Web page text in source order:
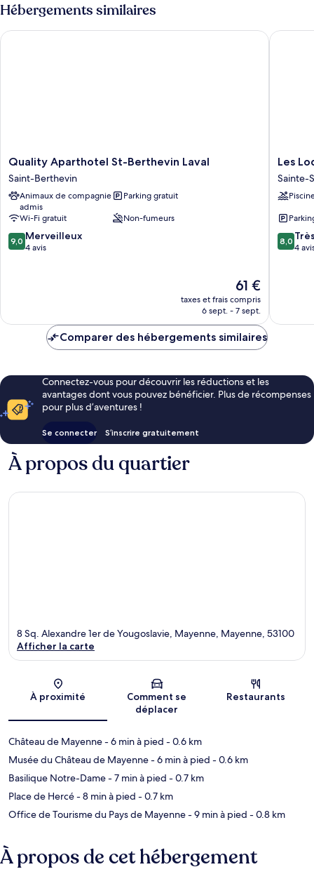
Hébergements similaires
Quality
Aparthotel
St-
Berthevin
Laval
Saint-
Berthevin
Quality Aparthotel St-Berthevin Laval
Saint-Berthevin
Animaux de compagnie
admis
Parking gratuit
Wi-Fi gratuit
Non-fumeurs
9.0
sur
9,0 Merveilleux
4 avis
Le
nouveau
prix
de
61 €
taxes et frais compris
6 sept. - 7 sept.
Quality Aparthotel St-Berthevin Laval
Les
Lodges
de
Sainte-
Sainte-
and-
Les
Sainte-
8.0
sur
8,0
4
Les
Comparer des hébergements similaires
Connectez-vous pour découvrir les réductions et les
avantages dont vous pouvez bénéficier. Plus de récompenses
pour plus d’aventures !
Se connecter S’inscrire gratuitement
À propos du quartier
Carte
8 Sq. Alexandre 1er de Yougoslavie, Mayenne, Mayenne, 53100
Afficher la carte
À proximité
Comment se
déplacer
Restaurants
Château de Mayenne- 6 min à pied - 0.6 km
Musée du Château de Mayenne- 6 min à pied - 0.6 km
Basilique Notre-Dame- 7 min à pied - 0.7 km
Place de Hercé- 8 min à pied - 0.7 km
Office de Tourisme du Pays de Mayenne- 9 min à pied - 0.8 km
À propos de cet hébergement